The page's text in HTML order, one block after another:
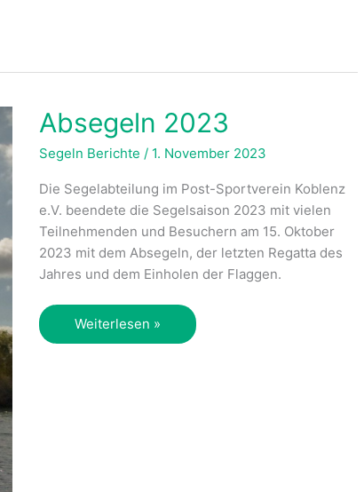
Absegeln 2023
Segeln Berichte / 1. November 2023
Die Segelabteilung im Post-Sportverein Koblenz
e.V. beendete die Segelsaison 2023 mit vielen
Teilnehmenden und Besuchern am 15. Oktober
2023 mit dem Absegeln, der letzten Regatta des
Jahres und dem Einholen der Flaggen.
Absegeln
2023
Weiterlesen »